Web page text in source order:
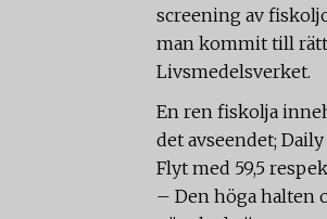
screening av
man kommit till
Livsmedelsverket.
En ren fiskolja
det avseendet;
Flyt med 59,5
– Den höga halten